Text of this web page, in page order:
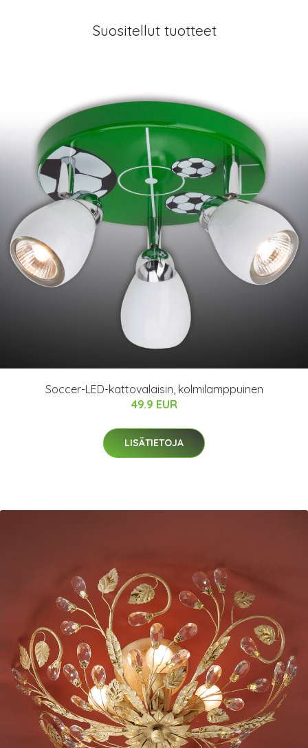
Suositellut tuotteet
Soccer-LED-kattovalaisin, kolmilamppuinen
49.9 EUR
LISÄTIETOJA